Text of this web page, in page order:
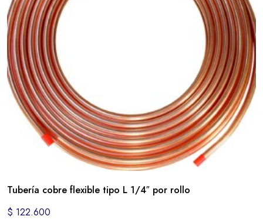
Tubería cobre flexible tipo L 1/4″ por rollo
$ 122.600